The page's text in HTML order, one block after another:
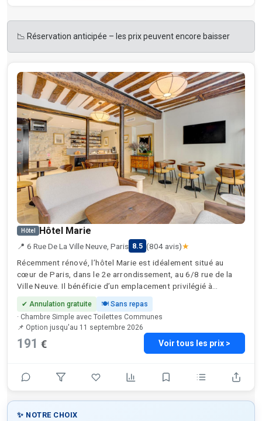
📉 Réservation anticipée – les prix peuvent encore baisser
Hôtel Hôtel Marie
📍 6 Rue De La Ville Neuve, Paris 8.5 (804 avis)★
Récemment rénové, l’hôtel Marie est idéalement situé au
cœur de Paris, dans le 2e arrondissement, au 6/8 rue de la
Ville Neuve. Il bénéficie d’un emplacement privilégié à
proximité des stations de métro desservant les lignes 8, 9 et
4, y compris la station Bonne Nouvelle, à seulement 130
mètres. À quelques pas, vous trouverez plusieurs sites
emblématiques: Le Grand Rex une célèbre salle de cinéma et
de spectacle, à seulement 2 minutes; le musée du chocolat,
parfait pour une expérience gourmande (à 3 minutes); le
et les élégants passages couverts de la ville tels que la
Grand-Cerf, idéal pour flâner et faire du shopping. Le Palais
Brongniart, ancien siège de la Bourse de Paris, est un autre
✔ Annulation gratuite
🍽 Sans repas
· Chambre Simple avec Toilettes Communes
📌 Option jusqu'au 11 septembre 2026
191 € Voir tous les prix >
✨ NOTRE CHOIX